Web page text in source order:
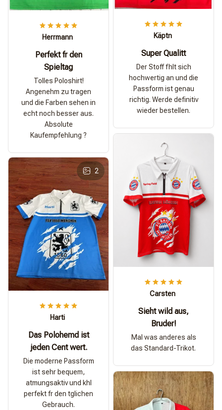
Herrmann
Perfekt fr den
Spieltag
Tolles Poloshirt!
Angenehm zu tragen
und die Farben sehen in
echt noch besser aus.
Absolute
Kaufempfehlung ?
Käptn
Super Qualitt
Der Stoff fhlt sich
hochwertig an und die
Passform ist genau
richtig. Werde definitiv
wieder bestellen.
Carsten
Sieht wild aus,
Bruder!
Mal was anderes als
das Standard-Trikot.
2
Harti
Das Polohemd ist
jeden Cent wert.
Die moderne Passform
ist sehr bequem,
atmungsaktiv und khl
perfekt fr den tglichen
Gebrauch.